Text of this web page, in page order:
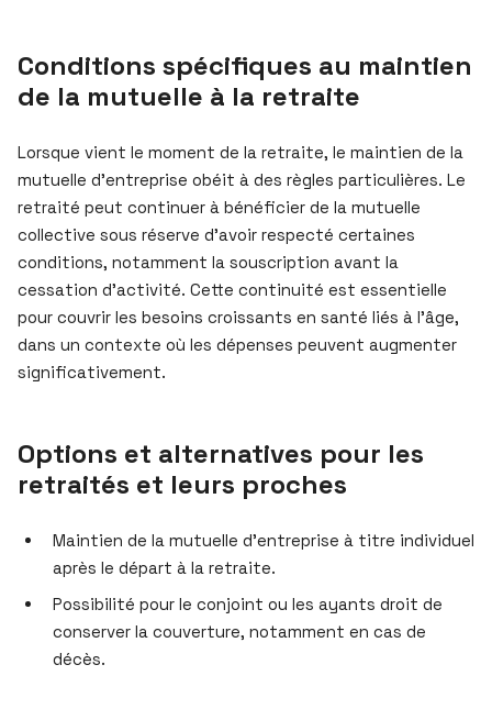
Conditions spécifiques au maintien
de la mutuelle à la retraite
Lorsque vient le moment de la retraite, le maintien de la
mutuelle d’entreprise obéit à des règles particulières. Le
retraité peut continuer à bénéficier de la mutuelle
collective sous réserve d’avoir respecté certaines
conditions, notamment la souscription avant la
cessation d’activité. Cette continuité est essentielle
pour couvrir les besoins croissants en santé liés à l’âge,
dans un contexte où les dépenses peuvent augmenter
significativement.
Options et alternatives pour les
retraités et leurs proches
Maintien de la mutuelle d’entreprise à titre individuel
après le départ à la retraite.
Possibilité pour le conjoint ou les ayants droit de
conserver la couverture, notamment en cas de
décès.